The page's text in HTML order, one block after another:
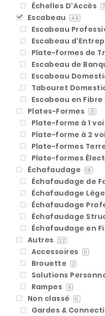
Échelles D'Accès 7
Escabeau 49
Escabeau
Escabeau
Plate-formes de
Escabeau de
Escabeau
Tabouret
Escabeau en Fibre
Plates-Formes 21
Plate-forme à 1
Plate-forme à 2
Plate-formes
Plate-formes
Échafaudage 19
Échafaudage de
Échafaudage
Échafaudage
Échafaudage
Échafaudage en
Autres 22
Accessoires 0
Brouette 2
Solutions
Rampes 4
Non classé 5
Gardes &